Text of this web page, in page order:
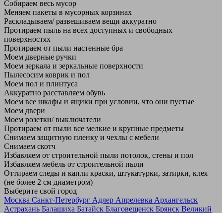
Собираем весь мусор
Меняем пакеты в мусорных корзинах
Раскладываем/ развешиваем вещи аккуратно
Протираем пыль на всех доступных и свободных
поверхностях
Протираем от пыли настенные бра
Моем дверные ручки
Моем зеркала и зеркальные поверхности
Пылесосим коврик и пол
Моем пол и плинтуса
Аккуратно расставляем обувь
Моем все шкафы и ящики при условии, что они пустые
Моем двери
Моем розетки/ выключатели
Протираем от пыли все мелкие и крупные предметы
Снимаем защитную пленку и чехлы с мебели
Снимаем скотч
Избавляем от строительной пыли потолок, стены и пол
Избавляем мебель от строительной пыли
Оттираем следы и капли краски, штукатурки, затирки, клея
(не более 2 см диаметром)
Выберите свой город
Москва Санкт-Петербург Адлер Апрелевка Архангельск
Астрахань Балашиха Батайск Благовещенск Брянск Великий